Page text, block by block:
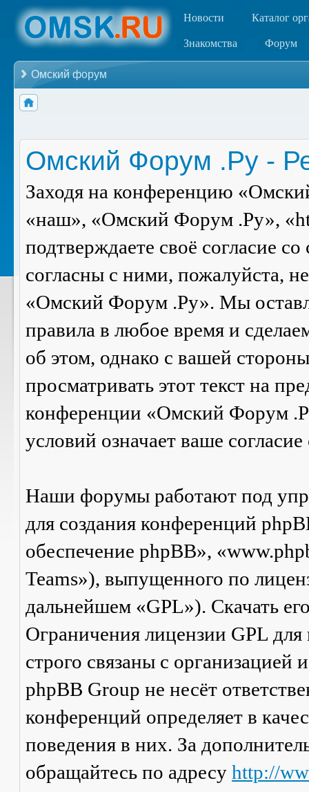
Новости Каталог
Знакомства Форум
Омский форум
Омский Форум .Ру -
Заходя на конференцию
«наш», «Омский Форум .Ру»,
подтверждаете своё согласие
согласны с ними, пожалуйста,
«Омский Форум .Ру». Мы
правила в любое время и
об этом, однако с вашей
просматривать этот текст на
конференции «Омский Форум
условий означает ваше
Наши форумы работают под
для создания конференций
обеспечение phpBB»,
Teams»), выпущенного по
дальнейшем «GPL»). Скачать
Ограничения лицензии GPL
строго связаны с
phpBB Group не несёт
конференций определяет в
поведения в них. За
обращайтесь по адресу http://